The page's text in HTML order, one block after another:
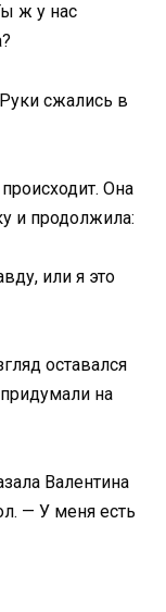
ж у нас
сжались в
Она
и продолжила:
или я это
оставался
на
Валентина
— У меня есть